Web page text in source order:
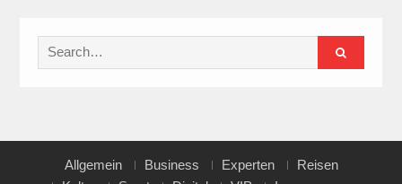
Search
for:
Allgemein Business Experten
Reisen